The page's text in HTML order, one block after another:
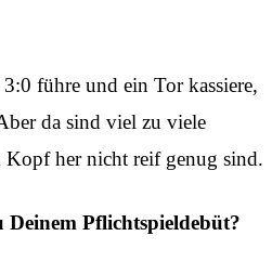
führe und ein Tor kassiere,
da sind viel zu viele
her nicht reif genug sind.
Deinem Pflichtspieldebüt?